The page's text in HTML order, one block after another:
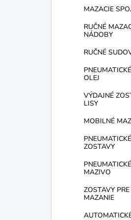
MAZACIE
RUČNÉ
NÁDOBY
RUČNÉ
OLEJ
VÝDAJNÉ
LISY
MOBILNÉ
ZOSTAVY
MAZIVO
ZOSTAVY
MAZANIE